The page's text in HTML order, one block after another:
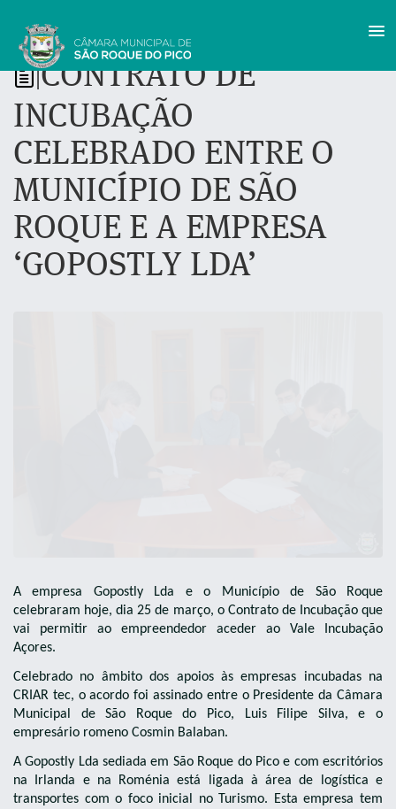
CONTRATO DE
INCUBAÇÃO
CELEBRADO ENTRE O
MUNICÍPIO DE SÃO
ROQUE E A EMPRESA
‘GOPOSTLY LDA’
A empresa Gopostly Lda e o Município de São Roque
celebraram hoje, dia 25 de março, o Contrato de Incubação que
vai permitir ao empreendedor aceder ao Vale Incubação
Açores.
Celebrado no âmbito dos apoios às empresas incubadas na
CRIAR tec, o acordo foi assinado entre o Presidente da Câmara
Municipal de São Roque do Pico, Luis Filipe Silva, e o
empresário romeno Cosmin Balaban.
A Gopostly Lda sediada em São Roque do Pico e com escritórios
na Irlanda e na Roménia está ligada à área de logística e
transportes com o foco inicial no Turismo. Esta empresa tem